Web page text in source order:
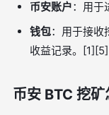
币安账户：用于
钱包：用于接收
收益记录。[1][5]
币安 BTC 挖